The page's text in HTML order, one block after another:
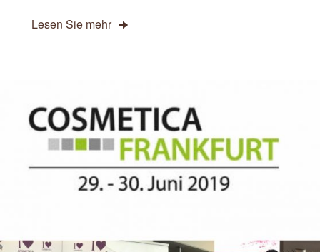
Lesen Sie mehr